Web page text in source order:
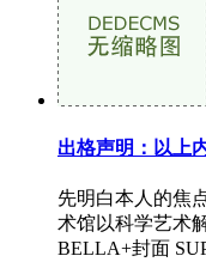
出格声明：以上
先明白本人的焦
术馆以科学艺术
BELLA+封面